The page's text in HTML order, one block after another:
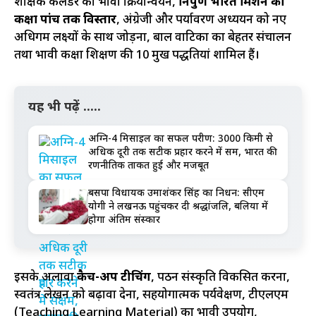
कक्षा पांच तक विस्तार, अंग्रेजी और पर्यावरण अध्ययन को नए
अधिगम लक्ष्यों के साथ जोड़ना, बाल वाटिका का बेहतर संचालन
तथा प्रभावी कक्षा शिक्षण की 10 प्रमुख पद्धतियां शामिल हैं।
यह भी पढ़ें .....
अग्नि-4 मिसाइल का सफल परीक्षण: 3000 किमी से
अधिक दूरी तक सटीक प्रहार करने में सक्षम, भारत की
रणनीतिक ताकत हुई और मजबूत
बसपा विधायक उमाशंकर सिंह का निधन: सीएम
योगी ने लखनऊ पहुंचकर दी श्रद्धांजलि, बलिया में
होगा अंतिम संस्कार
इसके अलावाकैच-अप टीचिंग, पठन संस्कृति विकसित करना,
स्वतंत्र लेखन को बढ़ावा देना, सहयोगात्मक पर्यवेक्षण, टीएलएम